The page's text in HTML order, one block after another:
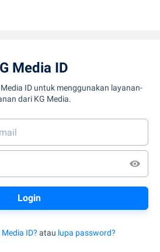
Media ID
ID untuk menggunakan layanan-
dari KG Media.
ID? atau lupa password?